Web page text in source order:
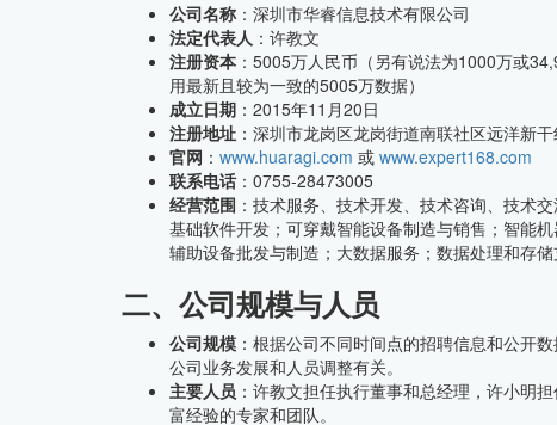
公司名称 ：深圳市华睿信息技术有限公司
法定代表人 ：许教文
注册资本 ：5005万人民币（另有说法为1000万或
用最新且较为一致的5005万数据）
成立日期 ：2015年11月20日
注册地址 ：深圳市龙岗区龙岗街道南联社区远洋新
官网 ： www.huaragi.com 或 www.expert168.com
联系电话 ：0755-28473005
经营范围 ：技术服务、技术开发、技术咨询、技术
基础软件开发；可穿戴智能设备制造与销售；智能
辅助设备批发与制造；大数据服务；数据处理和存
二、公司规模与人员
公司规模 ：根据公司不同时间点的招聘信息和公开
公司业务发展和人员调整有关。
主要人员 ：许教文担任执行董事和总经理，许小明
富经验的专家和团队。